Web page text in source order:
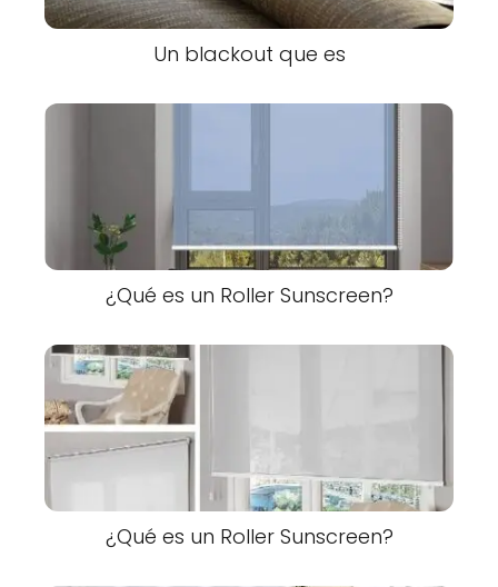
Un blackout que es
¿Qué es un Roller Sunscreen?
¿Qué es un Roller Sunscreen?